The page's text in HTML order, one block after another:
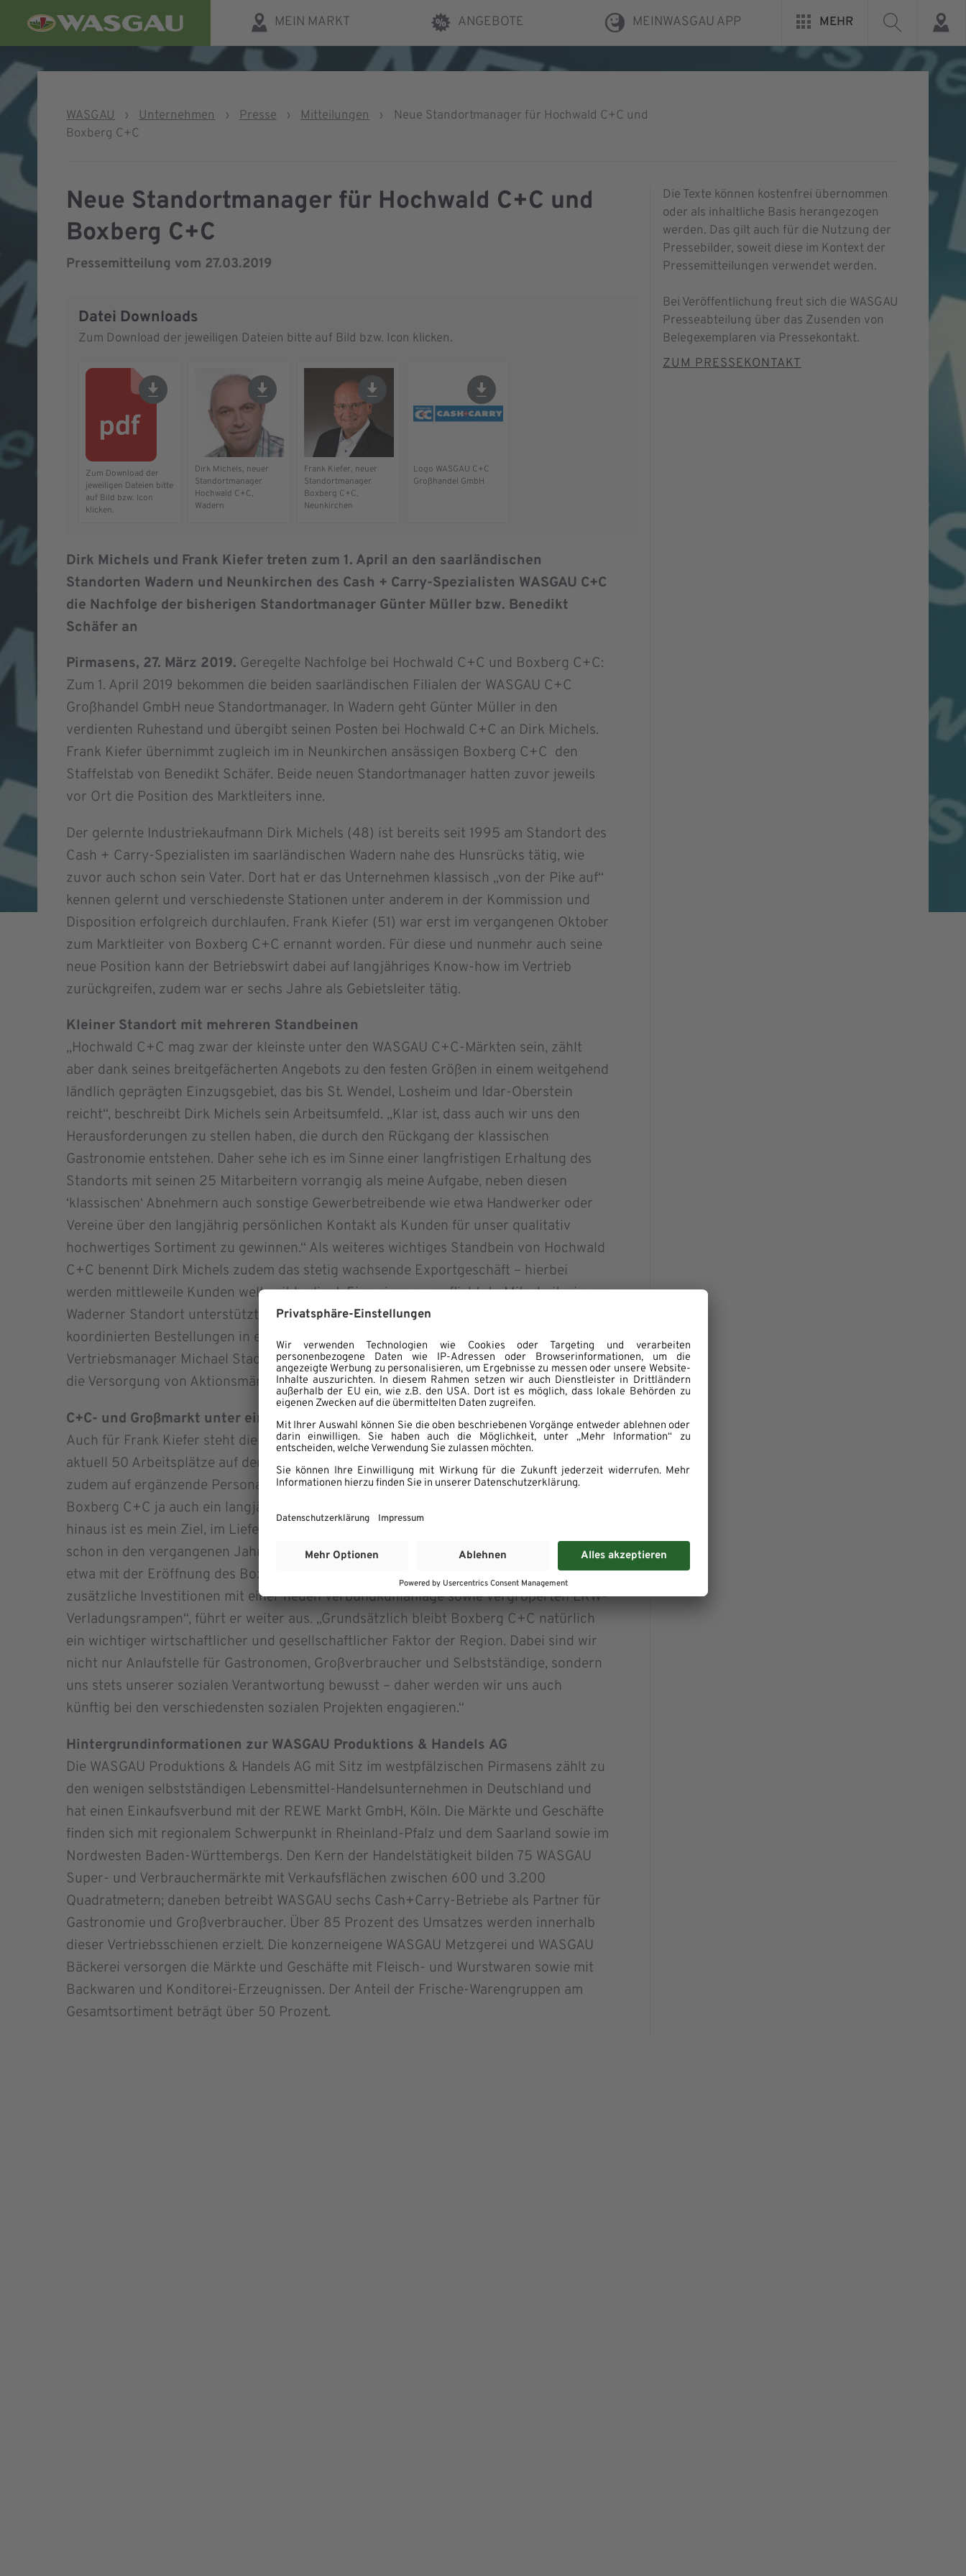
MEIN MARKT ANGEBOTE MEINWASGAU APP MEHR
WASGAU › Unternehmen › Presse › Mitteilungen ›
Neue Standortmanager für Hochwald C+C und
Boxberg C+C
Neue Standortmanager für Hochwald C+C und
Boxberg C+C
Pressemitteilung vom 27.03.2019
Datei Downloads
Zum Download der jeweiligen Dateien bitte auf Bild bzw. Icon klicken.
Zum Download der
jeweiligen Dateien bitte
auf Bild bzw. Icon
klicken.
Dirk Michels, neuer
Standortmanager
Hochwald C+C,
Wadern
Frank Kiefer, neuer
Standortmanager
Boxberg C+C,
Neunkirchen
Logo WASGAU C+C
Großhandel GmbH
Dirk Michels und Frank Kiefer treten zum 1. April an den saarländischen
Standorten Wadern und Neunkirchen des Cash + Carry-Spezialisten WASGAU C+C
die Nachfolge der bisherigen Standortmanager Günter Müller bzw. Benedikt
Schäfer an
Pirmasens, 27. März 2019. Geregelte Nachfolge bei Hochwald C+C und Boxberg C+C:
Zum 1. April 2019 bekommen die beiden saarländischen Filialen der WASGAU C+C
Großhandel GmbH neue Standortmanager. In Wadern geht Günter Müller in den
verdienten Ruhestand und übergibt seinen Posten bei Hochwald C+C an Dirk Michels.
Frank Kiefer übernimmt zugleich im in Neunkirchen ansässigen Boxberg C+C den
Staffelstab von Benedikt Schäfer. Beide neuen Standortmanager hatten zuvor jeweils
vor Ort die Position des Marktleiters inne.
Der gelernte Industriekaufmann Dirk Michels (48) ist bereits seit 1995 am Standort des
Cash + Carry-Spezialisten im saarländischen Wadern nahe des Hunsrücks tätig, wie
zuvor auch schon sein Vater. Dort hat er das Unternehmen klassisch „von der Pike auf“
kennen gelernt und verschiedenste Stationen unter anderem in der Kommission und
Disposition erfolgreich durchlaufen. Frank Kiefer (51) war erst im vergangenen Oktober
zum Marktleiter von Boxberg C+C ernannt worden. Für diese und nunmehr auch seine
neue Position kann der Betriebswirt dabei auf langjähriges Know-how im Vertrieb
zurückgreifen, zudem war er sechs Jahre als Gebietsleiter tätig.
Kleiner Standort mit mehreren Standbeinen
„Hochwald C+C mag zwar der kleinste unter den WASGAU C+C-Märkten sein, zählt
aber dank seines breitgefächerten Angebots zu den festen Größen in einem weitgehend
ländlich geprägten Einzugsgebiet, das bis St. Wendel, Losheim und Idar-Oberstein
reicht“, beschreibt Dirk Michels sein Arbeitsumfeld. „Klar ist, dass auch wir uns den
Herausforderungen zu stellen haben, die durch den Rückgang der klassischen
Gastronomie entstehen. Daher sehe ich es im Sinne einer langfristigen Erhaltung des
Standorts mit seinen 25 Mitarbeitern vorrangig als meine Aufgabe, neben diesen
‘klassischen‘ Abnehmern auch sonstige Gewerbetreibende wie etwa Handwerker oder
Vereine über den langjährig persönlichen Kontakt als Kunden für unser qualitativ
hochwertiges Sortiment zu gewinnen.“ Als weiteres wichtiges Standbein von Hochwald
C+C benennt Dirk Michels zudem das stetig wachsende Exportgeschäft – hierbei
werden mittleweile Kunden weltweit bedient. Eine eigens verpflichtete Mitarbeiterin am
Waderner Standort unterstützt dabei die vom WASGAU Hauptsitz in Pirmasens zentral
koordinierten Bestellungen in enger Zusammenarbeit mit dem dortigen
Vertriebsmanager Michael Stadtfeld. Nicht zuletzt verantwortet Hochwald C+C auch
die Versorgung von Aktionsmärkten mit preisgünstigen Artikeln deutschlandweit.
C+C- und Großmarkt unter einem Dach
Auch für Frank Kiefer steht die kontinuierliche Sicherung des Standorts und seiner
aktuell 50 Arbeitsplätze auf der Agenda. „In Bezug auf die Arbeitsplätze setze ich
zudem auf ergänzende Personalqualifizierungsmaßnahmen – nicht umsonst ist
Boxberg C+C ja auch ein langjähriger Ausbildungs- und Praktikumsbetrieb. Darüber
hinaus ist es mein Ziel, im Lieferbereich die Umsätze weiter zu erhöhen. Nachdem wir
schon in den vergangenen Jahren die Expansion des Standorts vorangetrieben haben,
etwa mit der Eröffnung des Boxberg C+C ‘Obst + Gemüse Großmarkts‘, planen wir
zusätzliche Investitionen mit einer neuen Verbundkühlanlage sowie vergrößerten LKW-
Verladungsrampen“, führt er weiter aus. „Grundsätzlich bleibt Boxberg C+C natürlich
ein wichtiger wirtschaftlicher und gesellschaftlicher Faktor der Region. Dabei sind wir
nicht nur Anlaufstelle für Gastronomen, Großverbraucher und Selbstständige, sondern
uns stets unserer sozialen Verantwortung bewusst – daher werden wir uns auch
künftig bei den verschiedensten sozialen Projekten engagieren.“
Hintergrundinformationen zur WASGAU Produktions & Handels AG
Die WASGAU Produktions & Handels AG mit Sitz im westpfälzischen Pirmasens zählt zu
den wenigen selbstständigen Lebensmittel-Handelsunternehmen in Deutschland und
hat einen Einkaufsverbund mit der REWE Markt GmbH, Köln. Die Märkte und Geschäfte
finden sich mit regionalem Schwer­punkt in Rheinland-Pfalz und dem Saarland sowie im
Nordwesten Baden-Württembergs. Den Kern der Handelstätigkeit bilden 75 WASGAU
Super- und Verbrauchermärkte mit Verkaufsflächen zwischen 600 und 3.200
Quadratmetern; daneben betreibt WASGAU sechs Cash+Carry-Betriebe als Partner für
Gastronomie und Großverbraucher. Über 85 Prozent des Umsatzes werden innerhalb
dieser Vertriebsschienen erzielt. Die konzerneigene WASGAU Metzgerei und WASGAU
Bäckerei versorgen die Märkte und Geschäfte mit Fleisch- und Wurstwaren sowie mit
Backwaren und Konditorei-Erzeugnissen. Der Anteil der Frische-Warengruppen am
Gesamtsortiment beträgt über 50 Prozent.
Die Texte können kostenfrei übernommen
oder als inhaltliche Basis herangezogen
werden. Das gilt auch für die Nutzung der
Pressebilder, soweit diese im Kontext der
Pressemitteilungen verwendet werden.
Bei Veröffentlichung freut sich die WASGAU
Presseabteilung über das Zusenden von
Belegexemplaren via Pressekontakt.
ZUM PRESSEKONTAKT